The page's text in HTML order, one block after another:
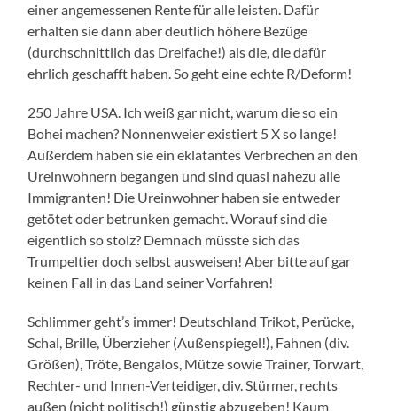
einer angemessenen Rente für alle leisten. Dafür
erhalten sie dann aber deutlich höhere Bezüge
(durchschnittlich das Dreifache!) als die, die dafür
ehrlich geschafft haben. So geht eine echte R/Deform!
250 Jahre USA. Ich weiß gar nicht, warum die so ein
Bohei machen? Nonnenweier existiert 5 X so lange!
Außerdem haben sie ein eklatantes Verbrechen an den
Ureinwohnern begangen und sind quasi nahezu alle
Immigranten! Die Ureinwohner haben sie entweder
getötet oder betrunken gemacht. Worauf sind die
eigentlich so stolz? Demnach müsste sich das
Trumpeltier doch selbst ausweisen! Aber bitte auf gar
keinen Fall in das Land seiner Vorfahren!
Schlimmer geht’s immer! Deutschland Trikot, Perücke,
Schal, Brille, Überzieher (Außenspiegel!), Fahnen (div.
Größen), Tröte, Bengalos, Mütze sowie Trainer, Torwart,
Rechter- und Innen-Verteidiger, div. Stürmer, rechts
außen (nicht politisch!) günstig abzugeben! Kaum